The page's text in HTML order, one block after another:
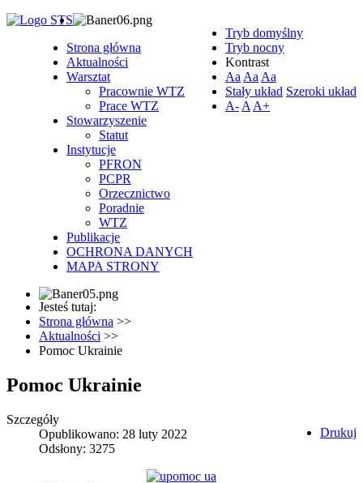
Tryb domyślny
Tryb nocny
Kontrast
Aa Aa Aa
Stały układ Szeroki układ
A- A A+
Strona główna
Aktualności
Warsztat
Pracownie WTZ
Prace WTZ
Stowarzyszenie
Statut
Instytucje
PFRON
PCPR
Orzecznictwo
Poradnie
WTZ
Publikacje
OCHRONA DANYCH
MAPA STRONY
Jesteś tutaj:
Strona główna >>
Aktualności >>
Pomoc Ukrainie
Pomoc Ukrainie
Drukuj
Szczegóły
Opublikowano: 28 luty 2022
Odsłony: 3275